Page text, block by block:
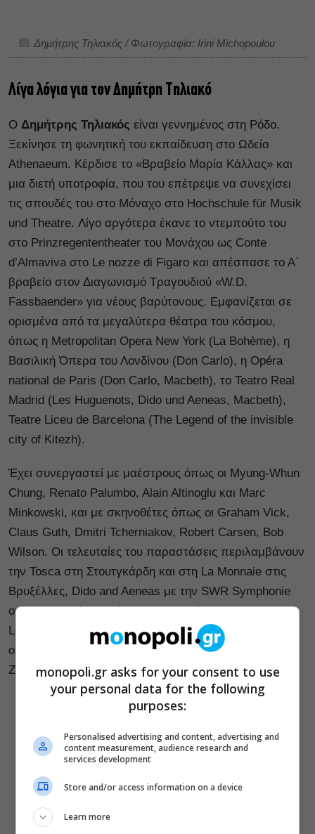
Δημήτρης Τηλιακός / Φωτογραφία: Irini Michopoulou
Λίγα λόγια για τον Δημήτρη Τηλιακό
Ο Δημήτρης Τηλιακός είναι γεννημένος στη Ρόδο.
Ξεκίνησε τη φωνητική του εκπαίδευση στο Ωδείο
Athenaeum. Κέρδισε το «Βραβείο Μαρία Κάλλας» και
μια διετή υποτροφία, που του επέτρεψε να συνεχίσει
τις σπουδές του στο Μόναχο στο Hochschule für Musik
und Theatre. Λίγο αργότερα έκανε το ντεμπούτο του
στο Prinzregententheater του Μονάχου ως Conte
d’Almaviva στο Le nozze di Figaro και απέσπασε το Α΄
βραβείο στον Διαγωνισμό Τραγουδιού «W.D.
Fassbaender» για νέους βαρύτονους. Εμφανίζεται σε
ορισμένα από τα μεγαλύτερα θέατρα του κόσμου,
όπως η Metropolitan Opera New York (La Βohème), η
Βασιλική Όπερα του Λονδίνου (Don Carlo), η Opéra
national de Paris (Don Carlo, Macbeth), το Teatro Real
Madrid (Les Huguenots, Dido und Aeneas, Macbeth),
Teatre Liceu de Barcelona (Τhe Legend of the invisible
city of Kitezh).
Έχει συνεργαστεί με μαέστρους όπως οι Myung-Whun
Chung, Renato Palumbo, Alain Altinoglu και Marc
Minkowski, και με σκηνοθέτες όπως οι Graham Vick,
Claus Guth, Dmitri Tcherniakov, Robert Carsen, Bob
Wilson. Οι τελευταίες του παραστάσεις περιλαμβάνουν
την Tosca στη Στουτγκάρδη και στη La Monnaie στις
Βρυξέλλες, Dido and Aeneas με την SWR Symphonie
orchester υπό τη διεύθυνση του Θεόδωρου Κουρεντζή,
Les Huguenots στην Deutsche Oper Berlin, τον
ομώνυμο ρόλο του Don Pasquale στην Opernhaus
Zurich.monopoli.gr asks for your consent to use
your personal data for the following
purposes:
Personalised advertising and content, advertising and
content measurement, audience research and
services development
Store and/or access information on a device
Learn more